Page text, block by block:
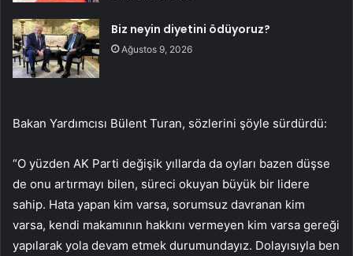
Biz neyin diyetini ödüyoruz?
Ağustos 9, 2026
Bakan Yardımcısı Bülent Turan, sözlerini şöyle sürdürdü:
“O yüzden AK Parti değişik yıllarda da oyları bazen düşse
de onu artırmayı bilen, süreci okuyan büyük bir lidere
sahip. Hata yapan kim varsa, sorumsuz davranan kim
varsa, kendi makamının hakkını vermeyen kim varsa gereği
yapılarak yola devam etmek durumundayız. Dolayısıyla ben